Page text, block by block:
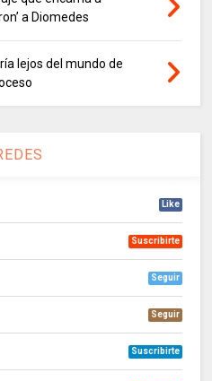
a Diomedes
lejos del mundo de
Like
Suscribirte
Seguir
Seguir
Suscribirte